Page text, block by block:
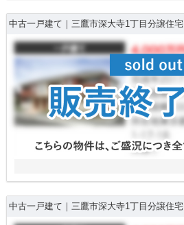
中古一戸建て｜三鷹市深大寺1丁目分譲住宅
中古一戸建て｜三鷹市深大寺1丁目分譲住宅